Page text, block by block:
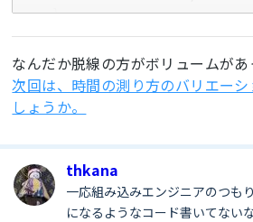
    }
    }
    // スイッチの読み取り
    int nowSw = digitalRead(SW); //いまのスイッチ
        if (run != 0) {
            run = 0;
        } else {
なんだか脱線の方がボリュームが
次回は、時間の測り方のバリエー
しょうか。
thkana
一応組み込みエンジニアのつも
になるようなコード書いてないな